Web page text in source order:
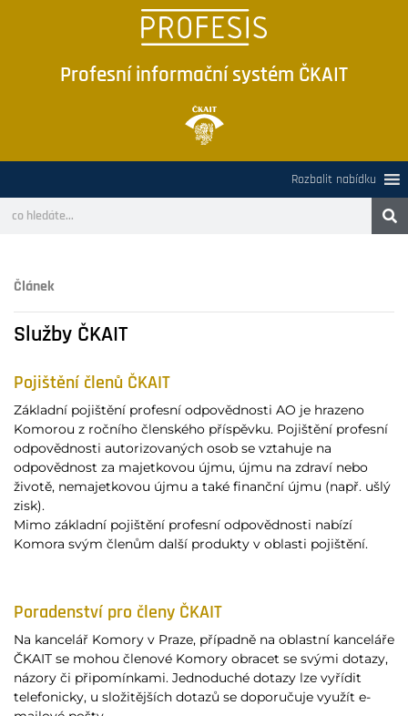
Profesní informační systém ČKAIT
Rozbalit nabídku
Článek
Služby ČKAIT
Pojištění členů ČKAIT
Základní pojištění profesní odpovědnosti AO je hrazeno
Komorou z ročního členského příspěvku. Pojištění profesní
odpovědnosti autorizovaných osob se vztahuje na
odpovědnost za majetkovou újmu, újmu na zdraví nebo
životě, nemajetkovou újmu a také finanční újmu (např. ušlý
zisk).
Mimo základní pojištění profesní odpovědnosti nabízí
Komora svým členům další produkty v oblasti pojištění.
Poradenství pro členy ČKAIT
Na kancelář Komory v Praze, případně na oblastní kanceláře
ČKAIT se mohou členové Komory obracet se svými dotazy,
názory či připomínkami. Jednoduché dotazy lze vyřídit
telefonicky, u složitějších dotazů se doporučuje využít e-